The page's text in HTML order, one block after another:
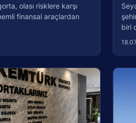
olası risklere karşı
finansal araçlardan
biri